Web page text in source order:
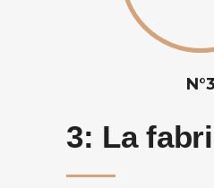
N°3
3: La